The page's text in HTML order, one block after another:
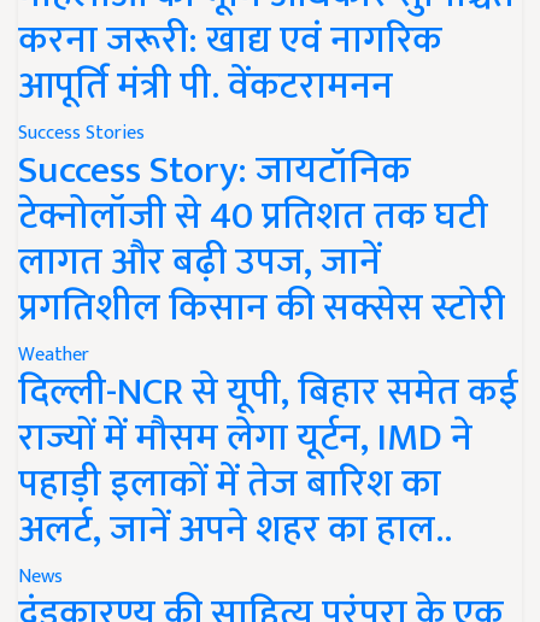
करना जरूरी: खाद्य एवं नागरिक
आपूर्ति मंत्री पी. वेंकटरामनन
Success Stories
Success Story: जायटॉनिक
टेक्नोलॉजी से 40 प्रतिशत तक घटी
लागत और बढ़ी उपज, जानें
प्रगतिशील किसान की सक्सेस स्टोरी
Weather
दिल्ली-NCR से यूपी, बिहार समेत कई
राज्यों में मौसम लेगा यूर्टन, IMD ने
पहाड़ी इलाकों में तेज बारिश का
अलर्ट, जानें अपने शहर का हाल..
News